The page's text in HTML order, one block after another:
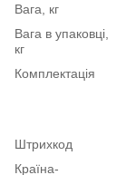
Вага, кг
Вага в упаковці,
кг
Комплектація
Штрихкод
Країна-